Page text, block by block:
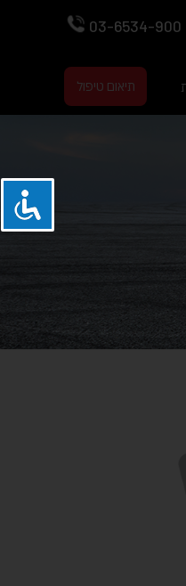
03-6534-900
תיאום טיפול